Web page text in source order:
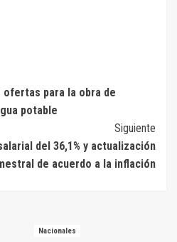
ofertas para la obra de
potable
Siguiente
del 36,1% y actualización
de acuerdo a la inflación
Nacionales